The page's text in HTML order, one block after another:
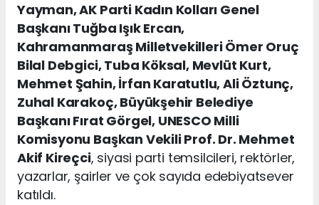
Yayman, AK Parti Kadın Kolları Genel
Başkanı Tuğba Işık Ercan,
Kahramanmaraş Milletvekilleri Ömer Oruç
Bilal Debgici, Tuba Köksal, Mevlüt Kurt,
Mehmet Şahin, İrfan Karatutlu, Ali Öztunç,
Zuhal Karakoç, Büyükşehir Belediye
Başkanı Fırat Görgel, UNESCO Milli
Komisyonu Başkan Vekili Prof. Dr. Mehmet
Akif Kireçci, siyasi parti temsilcileri, rektörler,
yazarlar, şairler ve çok sayıda edebiyatsever
katıldı.